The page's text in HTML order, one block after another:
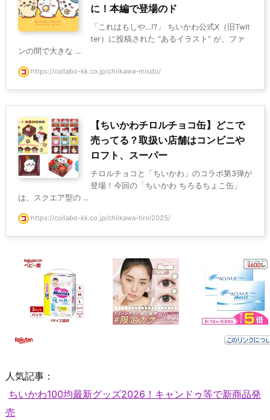
に！本編で登場のド
「これはもしや…⁉」 ちいかわ公式X（旧Twit
ter）に投稿された “あるイラスト” が、ファ
ンの間で大きな ...
https://collabo-kk.co.jp/chiikawa-misdo/
【ちいかわチロルチョコ缶】どこで
売ってる？取扱い店舗はコンビニや
ロフト、スーパー
チロルチョコと「ちいかわ」のコラボ第3弾が
登場！今回の「ちいかわ ちろるちょこ缶」
は、スクエア型の ...
https://collabo-kk.co.jp/chiikawa-tirol2025/
人気記事：
ちいかわ100均最新グッズ2026！キャンドゥ等で新商品発
売